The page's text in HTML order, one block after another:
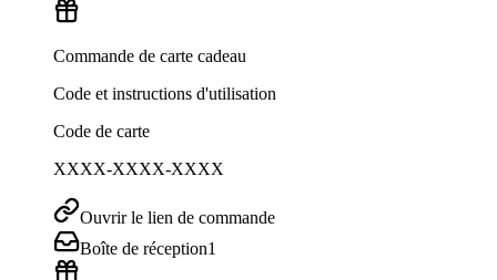
Commande de carte cadeau
Code et instructions d'utilisation
Code de carte
XXXX-XXXX-XXXX
Ouvrir le lien de commande
Boîte de réception1